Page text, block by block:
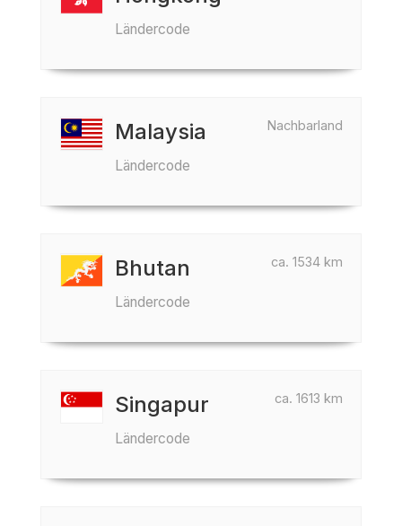
Ländercode
Nachbarland
Malaysia
Ländercode
ca. 1534 km
Bhutan
Ländercode
ca. 1613 km
Singapur
Ländercode